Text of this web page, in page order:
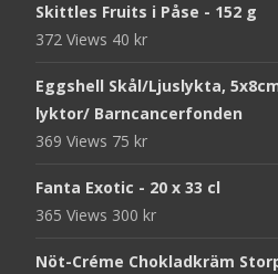
Skittles Fruits i Påse - 152 g
372 Views 40 kr
Eggshell Skål/Ljuslykta,
lyktor/ Barncancerfonden
369 Views 75 kr
Fanta Exotic - 20 x 33 cl
365 Views 300 kr
Nöt-Créme Chokladkräm